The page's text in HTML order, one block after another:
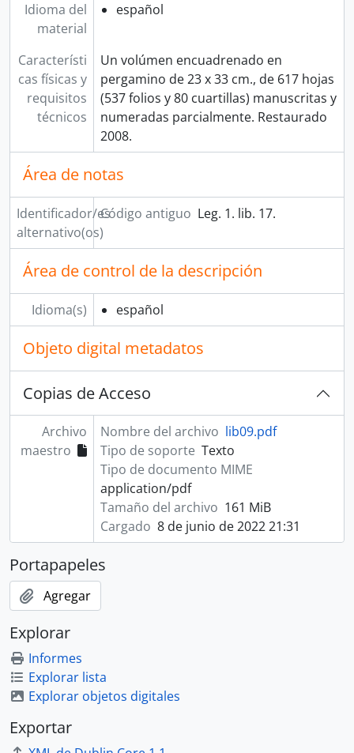
Idioma del
material
español
Característi
cas físicas y
requisitos
técnicos
Un volúmen encuadrenado en
pergamino de 23 x 33 cm., de 617 hojas
(537 folios y 80 cuartillas) manuscritas y
numeradas parcialmente. Restaurado
2008.
Área de notas
Identificador/es
alternativo(os)
Código antiguo Leg. 1. lib. 17.
Área de control de la descripción
Idioma(s) español
Objeto digital metadatos
Copias de Acceso
Archivo
maestro
Nombre del archivo lib09.pdf
Tipo de soporte Texto
Tipo de documento MIME
application/pdf
Tamaño del archivo 161 MiB
Cargado 8 de junio de 2022 21:31
Portapapeles
Agregar
Explorar
Informes
Explorar lista
Explorar objetos digitales
Exportar